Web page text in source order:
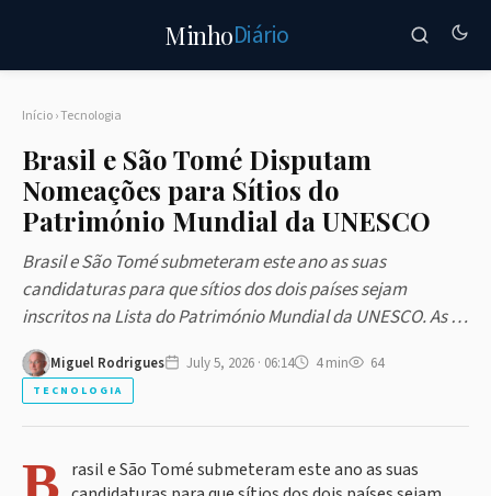
MinhoDiário
Início›Tecnologia
Brasil e São Tomé Disputam
Nomeações para Sítios do
Património Mundial da UNESCO
Brasil e São Tomé submeteram este ano as suas
candidaturas para que sítios dos dois países sejam
inscritos na Lista do Património Mundial da UNESCO. As …
Miguel Rodrigues July 5, 2026 · 06:14 4 min 64
TECNOLOGIA
B rasil e São Tomé submeteram este ano as suas